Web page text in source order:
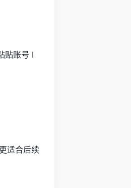
贴账号 I
适合后续